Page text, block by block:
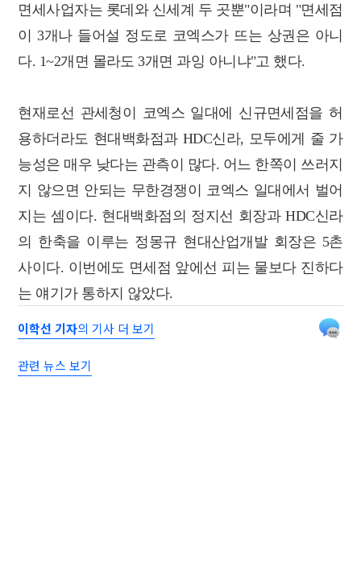
면세사업자는 롯데와 신세계 두 곳뿐"이라며 "면세점
이 3개나 들어설 정도로 코엑스가 뜨는 상권은 아니
다. 1~2개면 몰라도 3개면 과잉 아니냐"고 했다.
현재로선 관세청이 코엑스 일대에 신규면세점을 허
용하더라도 현대백화점과 HDC신라, 모두에게 줄 가
능성은 매우 낮다는 관측이 많다. 어느 한쪽이 쓰러지
지 않으면 안되는 무한경쟁이 코엑스 일대에서 벌어
지는 셈이다. 현대백화점의 정지선 회장과 HDC신라
의 한축을 이루는 정몽규 현대산업개발 회장은 5촌
사이다. 이번에도 면세점 앞에선 피는 물보다 진하다
는 얘기가 통하지 않았다.
이학선 기자의 기사 더 보기
관련 뉴스 보기